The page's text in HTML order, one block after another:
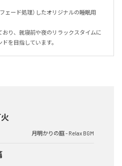
ェード処理）したオリジナルの睡眠用
り、就寝前や夜のリラックスタイムに
を目指しています。
月明かりの庭 - Relax BGM